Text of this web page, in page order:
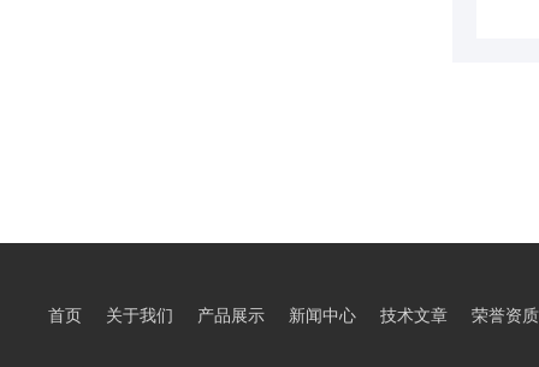
首页 关于我们 产品展示 新闻中心 技术文章 荣誉资质